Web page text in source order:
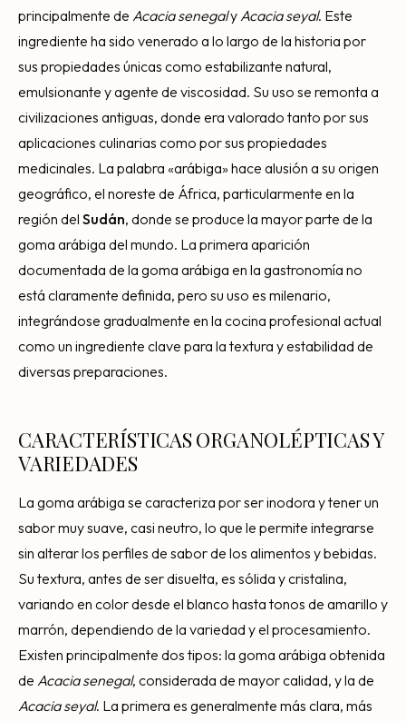
principalmente de Acacia senegalyAcacia seyal. Este
ingrediente ha sido venerado a lo largo de la historia por
sus propiedades únicas como estabilizante natural,
emulsionante y agente de viscosidad. Su uso se remonta a
civilizaciones antiguas, donde era valorado tanto por sus
aplicaciones culinarias como por sus propiedades
medicinales. La palabra «arábiga» hace alusión a su origen
geográfico, el noreste de África, particularmente en la
región del Sudán, donde se produce la mayor parte de la
goma arábiga del mundo. La primera aparición
documentada de la goma arábiga en la gastronomía no
está claramente definida, pero su uso es milenario,
integrándose gradualmente en la cocina profesional actual
como un ingrediente clave para la textura y estabilidad de
diversas preparaciones.
CARACTERÍSTICAS ORGANOLÉPTICAS Y
VARIEDADES
La goma arábiga se caracteriza por ser inodora y tener un
sabor muy suave, casi neutro, lo que le permite integrarse
sin alterar los perfiles de sabor de los alimentos y bebidas.
Su textura, antes de ser disuelta, es sólida y cristalina,
variando en color desde el blanco hasta tonos de amarillo y
marrón, dependiendo de la variedad y el procesamiento.
Existen principalmente dos tipos: la goma arábiga obtenida
de Acacia senegal, considerada de mayor calidad, y la de
Acacia seyal. La primera es generalmente más clara, más